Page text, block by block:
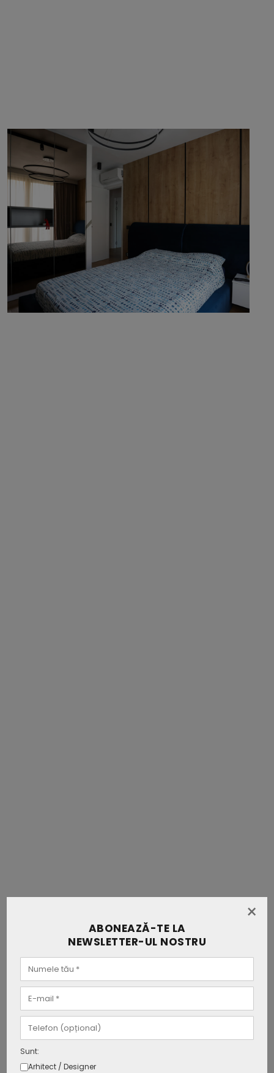
×
ABONEAZĂ-TE LA
NEWSLETTER-UL NOSTRU
Sunt:
Arhitect / Designer